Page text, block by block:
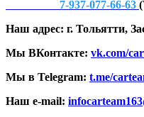
7-937-077-66-63
Наш адрес: г. Тольятти,
Мы ВКонтакте: vk.com/
Мы в Telegram: t.me/
Наш e-mail: